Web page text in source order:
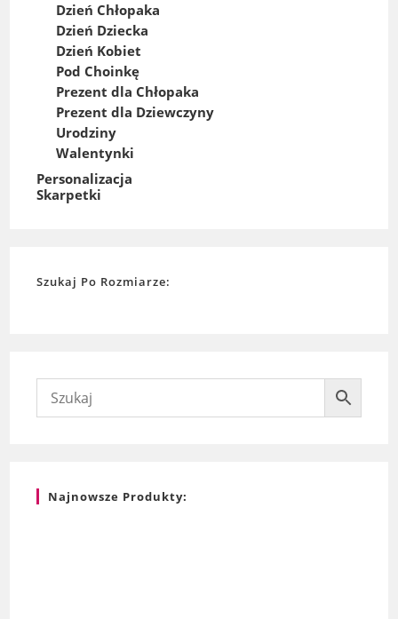
Dzień Chłopaka
Dzień Dziecka
Dzień Kobiet
Pod Choinkę
Prezent dla Chłopaka
Prezent dla Dziewczyny
Urodziny
Walentynki
Personalizacja
Skarpetki
Szukaj Po Rozmiarze:
Najnowsze Produkty: